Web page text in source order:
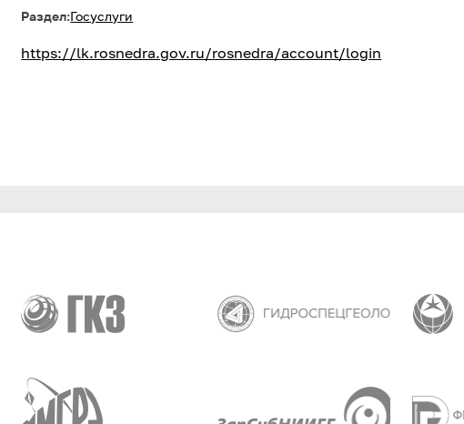
Раздел:Госуслуги
https://lk.rosnedra.gov.ru/rosnedra/account/login